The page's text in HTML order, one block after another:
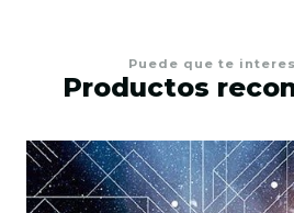
Puede que te
Productos